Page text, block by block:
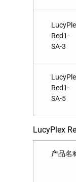
Red1-
SA-3
Red1-
SA-5
LucyPlex
产品名